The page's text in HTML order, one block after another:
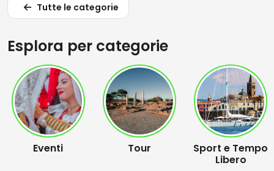
Tutte le categorie
Esplora per categorie
Eventi Tour
Sport e Tempo
Libero